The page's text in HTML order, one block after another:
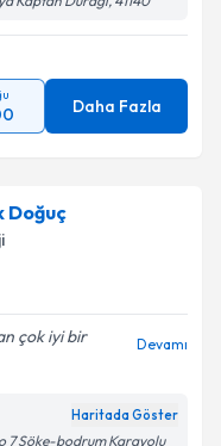
Kaptan Durağı, 41140
Daha Fazla
Doğuç
çok iyi bir